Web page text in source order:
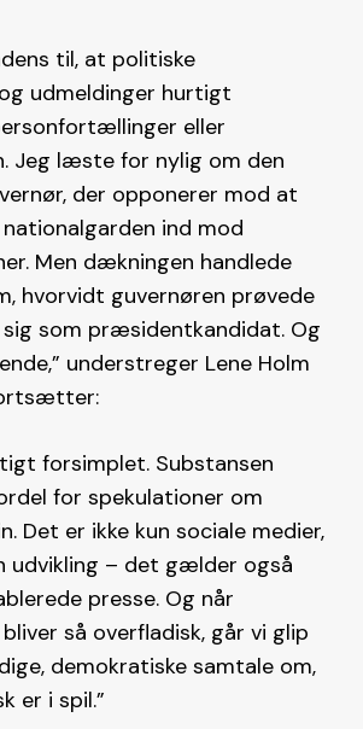
til, at politiske
udmeldinger hurtigt
eller
Jeg læste for nylig om den
der opponerer mod at
ind mod
Men dækningen handlede
hvorvidt guvernøren prøvede
som præsidentkandidat. Og
understreger Lene Holm
forsimplet. Substansen
for spekulationer om
Det er ikke kun sociale medier,
udvikling – det gælder også
presse. Og når
så overfladisk, går vi glip
demokratiske samtale om,
er i spil.”